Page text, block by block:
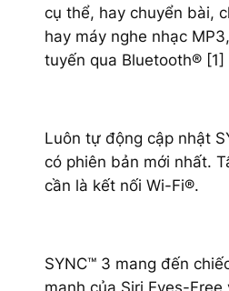
cụ thể, hay chuyển bài,
hay máy nghe nhạc
tuyến qua Bluetooth® [1]
Luôn tự động cập nhật
có phiên bản mới nhất.
cần là kết nối Wi-Fi®.
SYNC™ 3 mang đến
mạnh của Siri Eyes-